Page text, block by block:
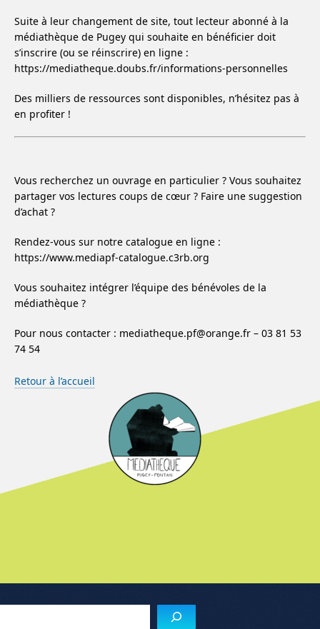
Suite à leur changement de site, tout lecteur abonné à la
médiathèque de Pugey qui souhaite en bénéficier doit
s’inscrire (ou se réinscrire) en ligne :
https://mediatheque.doubs.fr/informations-personnelles
Des milliers de ressources sont disponibles, n’hésitez pas à
en profiter !
Vous recherchez un ouvrage en particulier ? Vous souhaitez
partager vos lectures coups de cœur ? Faire une suggestion
d’achat ?
Rendez-vous sur notre catalogue en ligne :
https://www.mediapf-catalogue.c3rb.org
Vous souhaitez intégrer l’équipe des bénévoles de la
médiathèque ?
Pour nous contacter : mediatheque.pf@orange.fr – 03 81 53
74 54
Retour à l’accueil
Menu de l'article